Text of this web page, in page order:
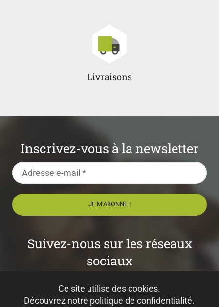
Livraisons
Inscrivez-vous à la newsletter
Suivez-nous sur les réseaux
sociaux
Ce site utilise des cookies.
Découvrez notre politique de confidentialité.